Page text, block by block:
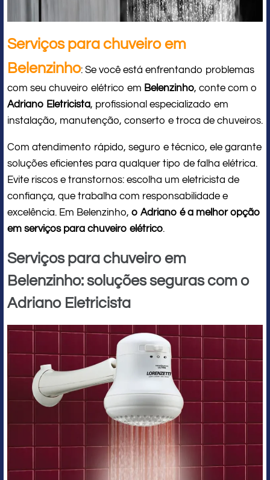
Serviços para chuveiro em
Belenzinho: Se você está enfrentando problemas
com seu chuveiro elétrico em Belenzinho, conte com o
Adriano Eletricista, profissional especializado em
instalação, manutenção, conserto e troca de chuveiros.
Com atendimento rápido, seguro e técnico, ele garante
soluções eficientes para qualquer tipo de falha elétrica.
Evite riscos e transtornos: escolha um eletricista de
confiança, que trabalha com responsabilidade e
excelência. Em Belenzinho, o Adriano é a melhor opção
em serviços para chuveiro elétrico.
Serviços para chuveiro em
Belenzinho: soluções seguras com o
Adriano Eletricista